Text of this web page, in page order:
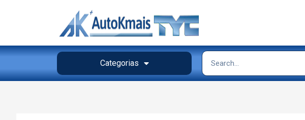
Categorias